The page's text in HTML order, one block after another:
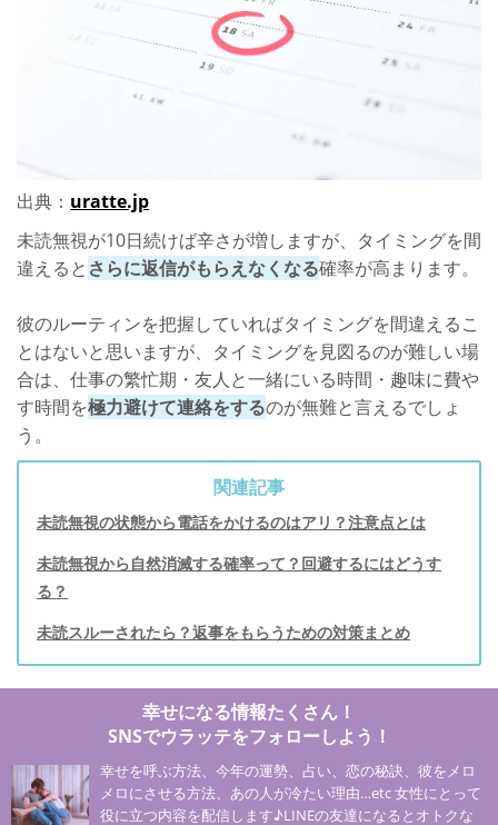
出典： uratte.jp
未読無視が10日続けば辛さが増しますが、タイミングを間
違えると さらに返信がもらえなくなる確率が高まります。
彼のルーティンを把握していればタイミングを間違えるこ
とはないと思いますが、タイミングを見図るのが難しい場
合は、仕事の繁忙期・友人と一緒にいる時間・趣味に費や
す時間を極力避けて連絡をするのが無難と言えるでしょ
う。
関連記事
未読無視の状態から電話をかけるのはアリ？注意点とは
未読無視から自然消滅する確率って？回避するにはどうす
る？
未読スルーされたら？返事をもらうための対策まとめ
幸せになる情報たくさん！
SNSでウラッテをフォローしよう！
幸せを呼ぶ方法、今年の運勢、占い、恋の秘訣、彼をメロ
メロにさせる方法、あの人が冷たい理由…etc 女性にとって
役に立つ内容を配信します♪LINEの友達になるとオトクな